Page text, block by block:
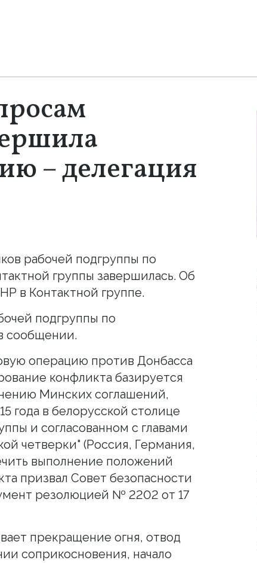
– делегация
рабочей подгруппы по
группы завершилась. Об
в Контактной группе.
подгруппы по
сообщении.
операцию против Донбасса
конфликта базируется
Минских соглашений,
года в белорусской столице
и согласованном с главами
четверки" (Россия, Германия,
выполнение положений
призвал Совет безопасности
резолюцией № 2202 от 17
прекращение огня, отвод
соприкосновения, начало